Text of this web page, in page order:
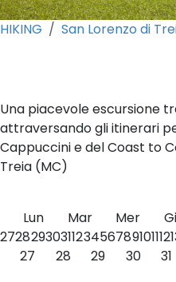
HIKING San Lorenzo di
Una piacevole escursione
attraversando gli itinerari
Cappuccini e del Coast to
Treia (MC)
Lun Mar Mer
2728293031123456789101112
27
28 29 30 31